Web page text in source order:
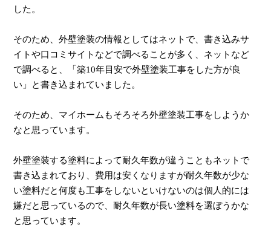
した。
そのため、外壁塗装の情報としてはネットで、書き込みサ
イトや口コミサイトなどで調べることが多く、ネットなど
で調べると、「築10年目安で外壁塗装工事をした方が良
い」と書き込まれていました。
そのため、マイホームもそろそろ外壁塗装工事をしようか
なと思っています。
外壁塗装する塗料によって耐久年数が違うこともネットで
書き込まれており、費用は安くなりますが耐久年数が少な
い塗料だと何度も工事をしないといけないのは個人的には
嫌だと思っているので、耐久年数が長い塗料を選ぼうかな
と思っています。